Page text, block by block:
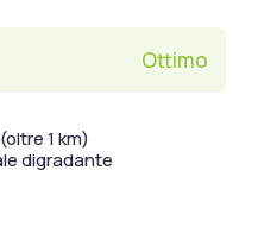
Ottimo
1 km)
digradante